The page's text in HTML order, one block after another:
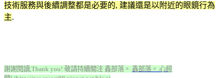
技術服務與後續調整都是必要的, 建議還是以附近的眼鏡行為
主.
謝謝閱讀,Thank you! 敬請持續關注 鑫部落。 鑫部落。 心經